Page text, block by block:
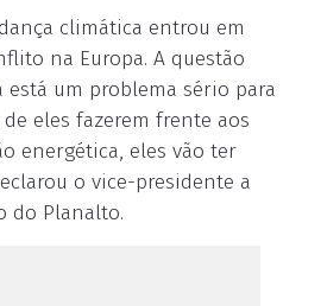
climática entrou em
na Europa. A questão
está um problema sério para
eles fazerem frente aos
energética, eles vão ter
o vice-presidente a
do Planalto.